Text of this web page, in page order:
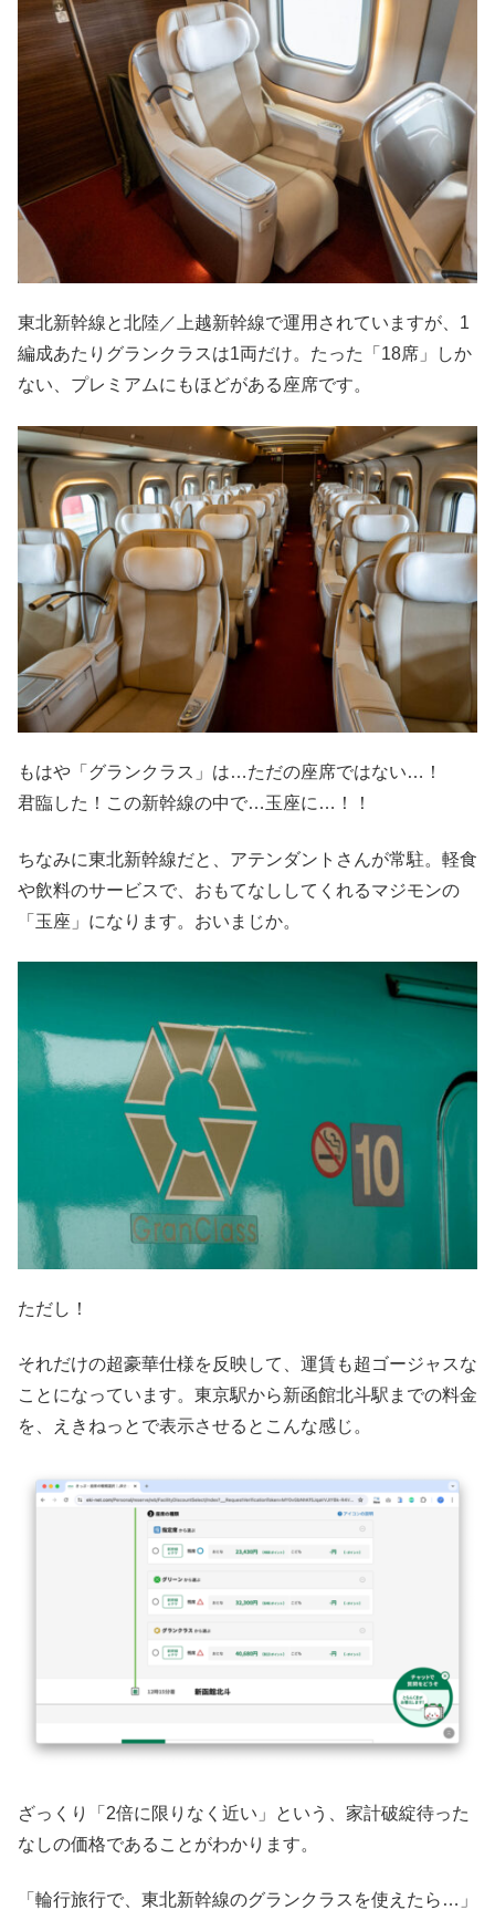
東北新幹線と北陸／上越新幹線で運用されていますが、1
編成あたりグランクラスは1両だけ。たった「18席」しか
ない、プレミアムにもほどがある座席です。
もはや「グランクラス」は…ただの座席ではない…！
君臨した！この新幹線の中で…玉座に…！！
ちなみに東北新幹線だと、アテンダントさんが常駐。軽食
や飲料のサービスで、おもてなししてくれるマジモンの
「玉座」になります。おいまじか。
ただし！
それだけの超豪華仕様を反映して、運賃も超ゴージャスな
ことになっています。東京駅から新函館北斗駅までの料金
を、えきねっとで表示させるとこんな感じ。
ざっくり「2倍に限りなく近い」という、家計破綻待った
なしの価格であることがわかります。
「輪行旅行で、東北新幹線のグランクラスを使えたら…」